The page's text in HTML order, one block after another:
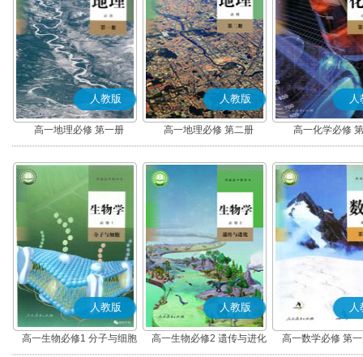
人教版
高一地理必修 第一册
人教版
高一地理必修 第二册
人
高一化学必修
人教版
高一生物必修1 分子与细胞
人教版
高一生物必修2 遗传与进化
人
高一数学必修 第